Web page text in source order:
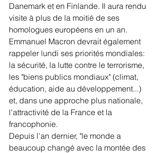
Danemark et en Finlande. Il aura rendu
visite à plus de la moitié de ses
homologues européens en un an.
Emmanuel Macron devrait également
rappeler lundi ses priorités mondiales:
la sécurité, la lutte contre le terrorisme,
les "biens publics mondiaux" (climat,
éducation, aide au développement...)
et, dans une approche plus nationale,
l'attractivité de la France et la
francophonie.
Depuis l'an dernier, "le monde a
beaucoup changé avec la montée des